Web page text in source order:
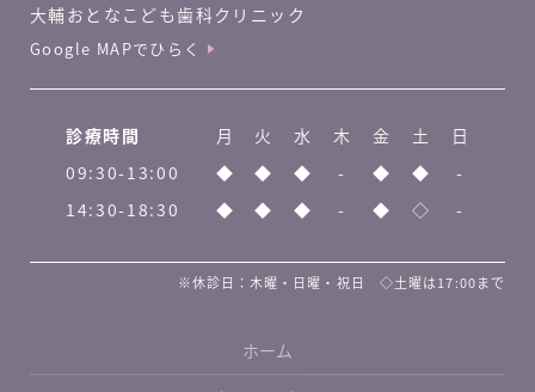
大輔おとなこども歯科クリニック
Google MAPでひらく
診療時間 月 火 水 木 金 土
日
09:30-13:00
◆ ◆ ◆ - ◆ ◆
-
14:30-18:30
◆ ◆ ◆ - ◆ ◇ -
※休診日：木曜・日曜・祝日 ◇土曜は17:00まで
ホーム